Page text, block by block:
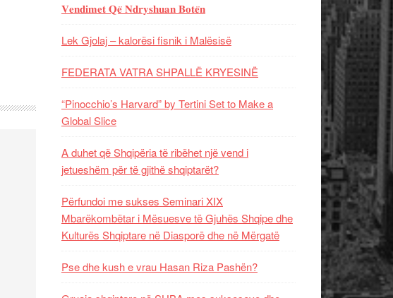
𝐕𝐞𝐧𝐝𝐢𝐦𝐞𝐭 𝐐𝐞̈ 𝐍𝐝𝐫𝐲𝐬𝐡𝐮𝐚𝐧 𝐁𝐨𝐭𝐞̈𝐧
Lek Gjolaj – kalorësi fisnik i Malësisë
FEDERATA VATRA SHPALLË KRYESINË
“Pinocchio’s Harvard” by Tertini Set to Make a
Global Slice
A duhet që Shqipëria të ribëhet një vend i
jetueshëm për të gjithë shqiptarët?
Përfundoi me sukses Seminari XIX
Mbarëkombëtar i Mësuesve të Gjuhës Shqipe dhe
Kulturës Shqiptare në Diasporë dhe në Mërgatë
Pse dhe kush e vrau Hasan Riza Pashën?